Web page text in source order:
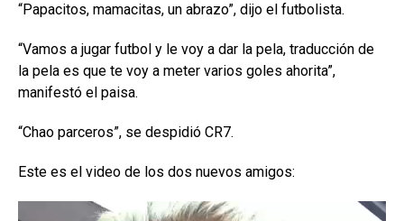
“Papacitos, mamacitas, un abrazo”, dijo el futbolista.
“Vamos a jugar futbol y le voy a dar la pela, traducción de
la pela es que te voy a meter varios goles ahorita”,
manifestó el paisa.
“Chao parceros”, se despidió CR7.
Este es el video de los dos nuevos amigos: